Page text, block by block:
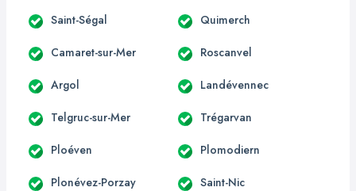
Saint-Ségal Quimerch
Camaret-sur-Mer Roscanvel
Argol Landévennec
Telgruc-sur-Mer Trégarvan
Ploéven Plomodiern
Plonévez-Porzay Saint-Nic